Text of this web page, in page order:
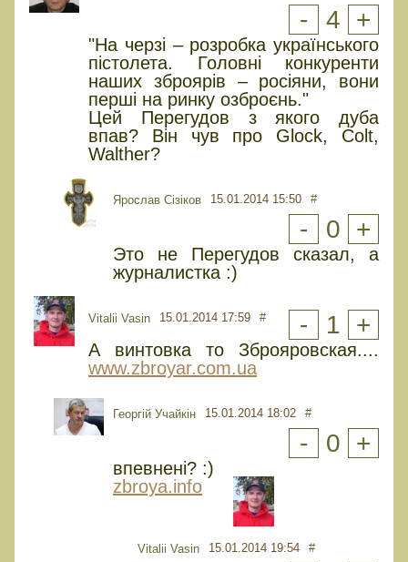
- 4 +
"На черзі – розробка українського
пістолета. Головні конкуренти
наших зброярів – росіяни, вони
перші на ринку озброєнь."
Цей Перегудов з якого дуба
впав? Він чув про Glock, Colt,
Walther?
Ярослав Сізіков 15.01.2014 15:50 #
- 0 +
Это не Перегудов сказал, а
журналистка :)
Vitalii Vasin 15.01.2014 17:59 # - 1 +
А винтовка то Зброяровская....
www.zbroyar.com.ua
Георгій Учайкін 15.01.2014 18:02 #
- 0 +
впевнені? :)
zbroya.info
Vitalii Vasin 15.01.2014 19:54 #